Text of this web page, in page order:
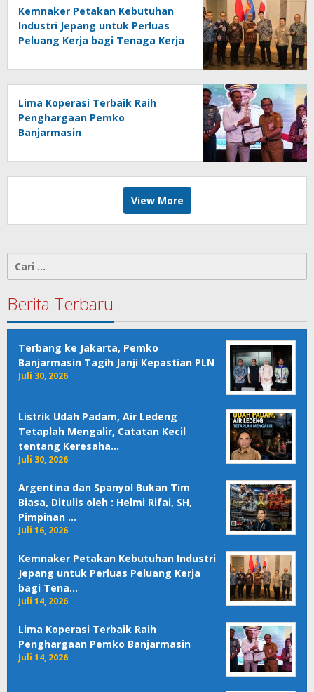
Kemnaker Petakan Kebutuhan
Industri Jepang untuk Perluas
Peluang Kerja bagi Tenaga Kerja
Lima Koperasi Terbaik Raih
Penghargaan Pemko
Banjarmasin
View More
Cari
Berita Terbaru
Terbang ke Jakarta, Pemko
Banjarmasin Tagih Janji Kepastian PLN
Juli 30, 2026
Listrik Udah Padam, Air Ledeng
Tetaplah Mengalir, Catatan Kecil
tentang Keresaha…
Juli 30, 2026
Argentina dan Spanyol Bukan Tim
Biasa, Ditulis oleh : Helmi Rifai, SH,
Pimpinan …
Juli 16, 2026
Kemnaker Petakan Kebutuhan Industri
Jepang untuk Perluas Peluang Kerja
bagi Tena…
Juli 14, 2026
Lima Koperasi Terbaik Raih
Penghargaan Pemko Banjarmasin
Juli 14, 2026